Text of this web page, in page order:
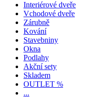
Interiérové dveře
Vchodové dveře
Zárubně
Kování
Stavebniny
Okna
Podlahy
Akční sety
Skladem
OUTLET %
...